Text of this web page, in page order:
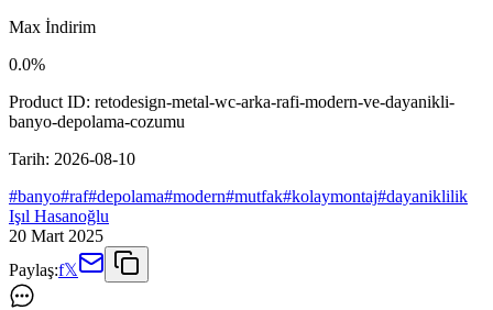
Max İndirim
0.0%
Product ID: retodesign-metal-wc-arka-rafi-modern-ve-dayanikli-
banyo-depolama-cozumu
Tarih: 2026-08-10
#banyo#raf#depolama#modern#mutfak#kolaymontaj#dayaniklilik
Işıl Hasanoğlu
20 Mart 2025
Paylaş:f𝕏